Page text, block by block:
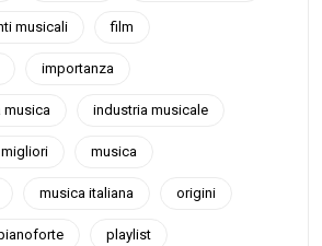
musicali film
importanza
musica industria musicale
migliori musica
musica italiana origini
playlist